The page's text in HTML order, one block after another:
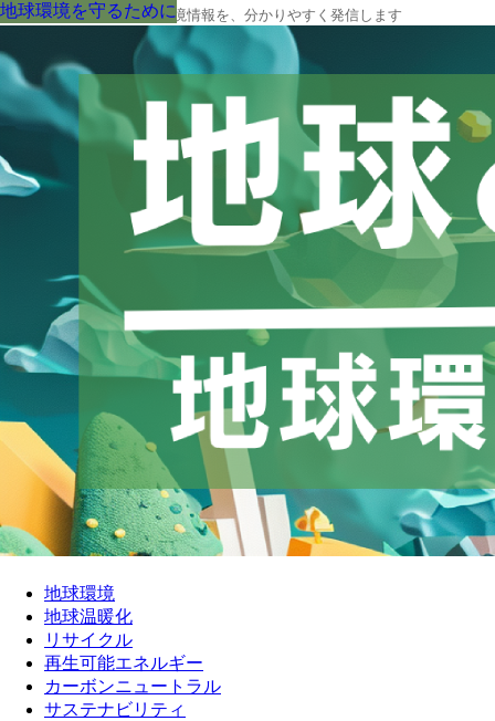
地球の今と未来に役立つ環境情報を、分かりやすく発信します
地球環境
地球温暖化
リサイクル
再生可能エネルギー
カーボンニュートラル
サステナビリティ
地球環境を守るために
地球環境を守るために
地球環境を守るために
地球環境を守るために
地球環境を守るために
地球環境を守るために
地球環境を守るために
地球環境を守るために
地球環境を守るために